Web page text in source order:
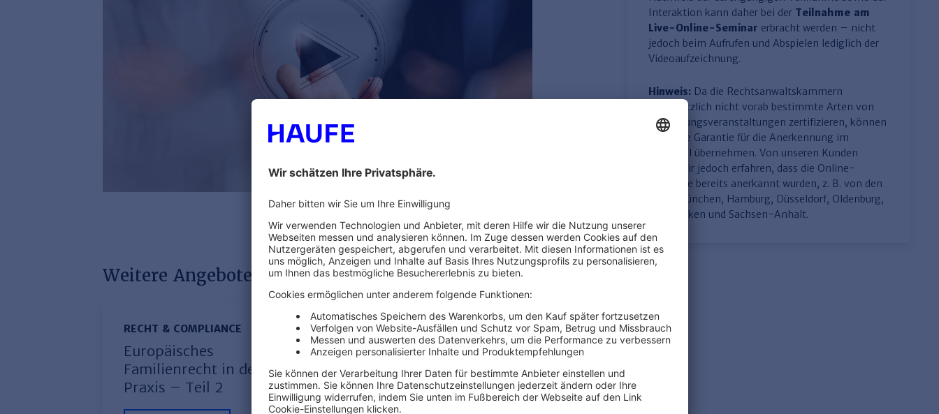
Interaktion kann daher bei der Teilnahme am
Live-Online-Seminar erbracht werden – nicht
jedoch beim Aufrufen und Abspielen lediglich der
Videoaufzeichnung.
Hinweis:Da die Rechtsanwaltskammern
grundsätzlich nicht vorab bestimmte Arten von
Fortbildungsveranstaltungen zertifizieren, können
wir keine Garantie für die Anerkennung im
Einzelfall übernehmen. Von unseren Kunden
haben wir jedoch erfahren, dass die Online-
Seminare bereits anerkannt wurden, z. B. von den
RAKs München, Hamburg, Düsseldorf, Oldenburg,
Saarbrücken und Sachsen-Anhalt.
Weitere Angebote mit dieser Referentin
RECHT & COMPLIANCE
Europäisches
Familienrecht in der
Praxis – Teil 2